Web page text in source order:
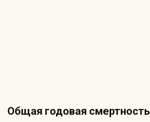
Общая годовая смертность